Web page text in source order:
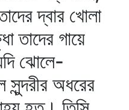
দ্বার খোলা
তাদের গায়ে
ঝোলে-
সুন্দরীর অধরের